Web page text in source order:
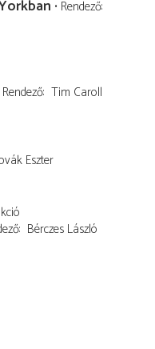
Rendező
Rendező Tim Caroll
Eszter
Bérczes László